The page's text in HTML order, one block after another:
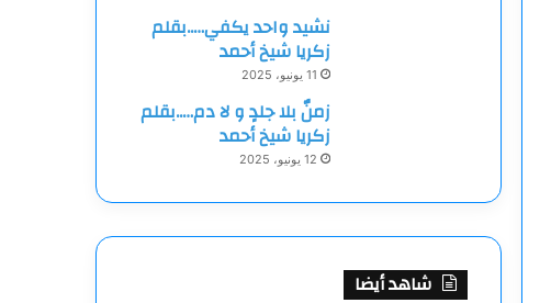
نشيد واحد يكفي…..بقلم
زكريا شيخ أحمد
11 يونيو، 2025
زمنٌ بلا جلدٍ و لا دم…..بقلم
زكريا شيخ أحمد
12 يونيو، 2025
شاهد أيضا